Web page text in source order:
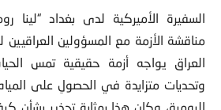
السفيرة الأميركية لدى بغداد
مناقشة الأزمة مع المسؤولين
العراق يواجه أزمة حقيقية تمس
وتحديات متزايدة في الحصولِ على المياه
اليومية، وكان هذا بمثابة تحذير بشأن